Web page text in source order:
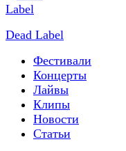
Dead Label
Фестивали
Концерты
Лайвы
Клипы
Новости
Статьи